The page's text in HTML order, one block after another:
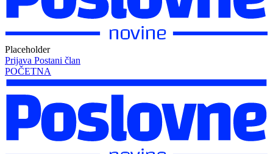
Placeholder
Prijava Postani član
POČETNA